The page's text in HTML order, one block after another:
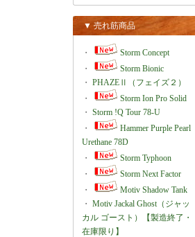
▼ 売れ筋商品
・
Storm Concept
・
Storm Bionic
・ PHAZEⅡ（フェイズ２）
・
Storm Ion Pro Solid
・ Storm !Q Tour 78-U
・
Hammer Purple Pearl
Urethane 78D
・
Storm Typhoon
・
Storm Next Factor
・
Motiv Shadow Tank
・ Motiv Jackal Ghost（ジャッ
カル ゴースト）【製造終了・
在庫限り】